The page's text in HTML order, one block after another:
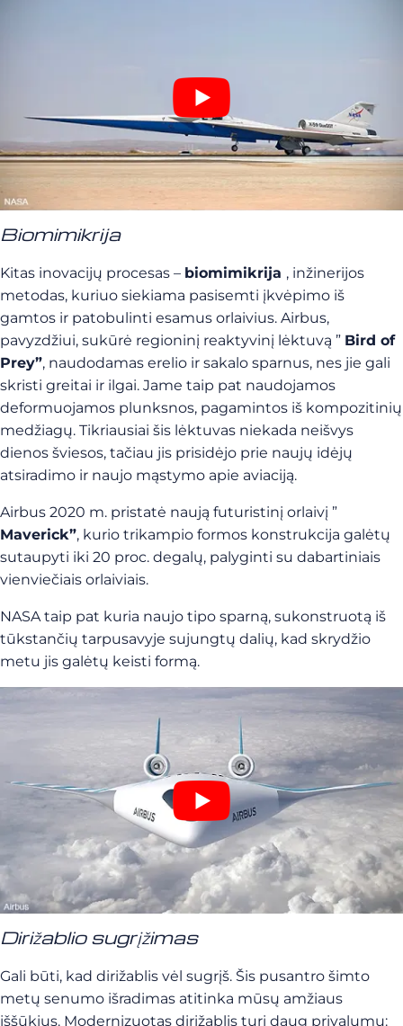
Biomimikrija
Kitas inovacijų procesas – biomimikrija , inžinerijos
metodas, kuriuo siekiama pasisemti įkvėpimo iš
gamtos ir patobulinti esamus orlaivius. Airbus,
pavyzdžiui, sukūrė regioninį reaktyvinį lėktuvą ” Bird of
Prey”, naudodamas erelio ir sakalo sparnus, nes jie gali
skristi greitai ir ilgai. Jame taip pat naudojamos
deformuojamos plunksnos, pagamintos iš kompozitinių
medžiagų. Tikriausiai šis lėktuvas niekada neišvys
dienos šviesos, tačiau jis prisidėjo prie naujų idėjų
atsiradimo ir naujo mąstymo apie aviaciją.
Airbus 2020 m. pristatė naują futuristinį orlaivį ”
Maverick”, kurio trikampio formos konstrukcija galėtų
sutaupyti iki 20 proc. degalų, palyginti su dabartiniais
vienviečiais orlaiviais.
NASA taip pat kuria naujo tipo sparną, sukonstruotą iš
tūkstančių tarpusavyje sujungtų dalių, kad skrydžio
metu jis galėtų keisti formą.
Dirižablio sugrįžimas
Gali būti, kad dirižablis vėl sugrįš. Šis pusantro šimto
metų senumo išradimas atitinka mūsų amžiaus
iššūkius. Modernizuotas dirižablis turi daug privalumų: